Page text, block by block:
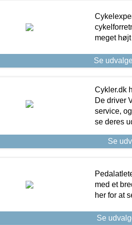
meget
Se
Cykler.dk
De driver
service,
se deres
Se
med et
her for at
Se